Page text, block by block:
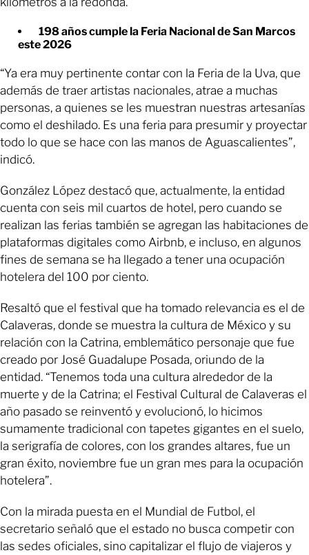
198 años cumple la Feria Nacional de San Marcos
este 2026
“Ya era muy pertinente contar con la Feria de la Uva, que
además de traer artistas nacionales, atrae a muchas
personas, a quienes se les muestran nuestras artesanías
como el deshilado. Es una feria para presumir y proyectar
todo lo que se hace con las manos de Aguascalientes”,
indicó.
González López destacó que, actualmente, la entidad
cuenta con seis mil cuartos de hotel, pero cuando se
realizan las ferias también se agregan las habitaciones de
plataformas digitales como Airbnb, e incluso, en algunos
fines de semana se ha llegado a tener una ocupación
hotelera del 100 por ciento.
Resaltó que el festival que ha tomado relevancia es el de
Calaveras, donde se muestra la cultura de México y su
relación con la Catrina, emblemático personaje que fue
creado por José Guadalupe Posada, oriundo de la
entidad. “Tenemos toda una cultura alrededor de la
muerte y de la Catrina; el Festival Cultural de Calaveras el
año pasado se reinventó y evolucionó, lo hicimos
sumamente tradicional con tapetes gigantes en el suelo,
la serigrafía de colores, con los grandes altares, fue un
gran éxito, noviembre fue un gran mes para la ocupación
hotelera”.
Con la mirada puesta en el Mundial de Futbol, el
secretario señaló que el estado no busca competir con
las sedes oficiales, sino capitalizar el flujo de viajeros y